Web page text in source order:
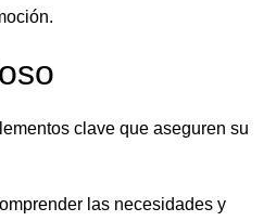
clave que aseguren su
las necesidades y